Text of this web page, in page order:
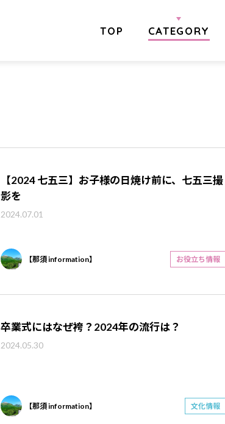
TOP CATEGORY
【2024 七五三】お子様の日焼け前に、七五三撮
影を
2024.07.01
【那須 information】 お役立ち情報
卒業式にはなぜ袴？2024年の流行は？
2024.05.30
【那須 information】 文化情報